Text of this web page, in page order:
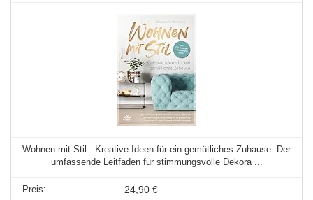
Wohnen mit Stil - Kreative Ideen für ein gemütliches Zuhause: Der
umfassende Leitfaden für stimmungsvolle Dekora ...
24,90 €